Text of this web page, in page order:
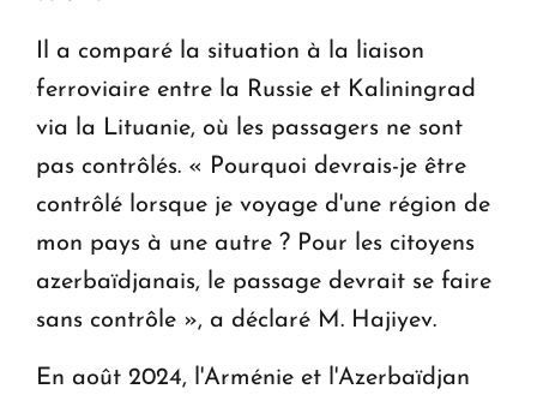
Il a comparé la situation à la liaison
ferroviaire entre la Russie et Kaliningrad
via la Lituanie, où les passagers ne sont
pas contrôlés. « Pourquoi devrais-je être
contrôlé lorsque je voyage d'une région de
mon pays à une autre ? Pour les citoyens
azerbaïdjanais, le passage devrait se faire
sans contrôle », a déclaré M. Hajiyev.
En août 2024, l'Arménie et l'Azerbaïdjan